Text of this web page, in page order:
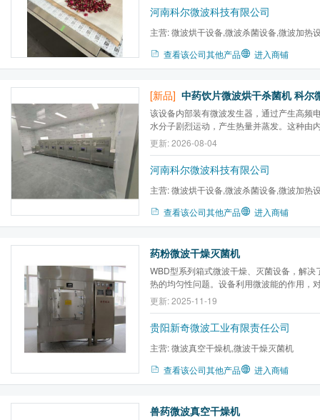
河南科尔微波科技有限公司
主营:微波烘干设备,微波杀菌设备,微波加热
查看该公司其他产品 进入商铺
[新品]
该设备内部装有微波发生器，通过产生高频
水分子剧烈运动，产生热量并蒸发。这种由
不仅避免了饮片表面过热、内部水分未干透
持了饮片原有的色泽和药效成分，确保了中
更新: 2026-08-04
河南科尔微波科技有限公司
主营:微波烘干设备,微波杀菌设备,微波加热
查看该公司其他产品 进入商铺
药粉微波干燥灭菌机
WBD型系列箱式微波干燥、灭菌设备，解决
热的均匀性问题。设备利用微波能的作用，
时，利用物料加热产生蒸汽对物料进行灭菌
更新: 2025-11-19
贵阳新奇微波工业有限责任公司
主营:微波真空干燥机,微波干燥灭菌机
查看该公司其他产品
进入商铺
兽药微波真空干燥机